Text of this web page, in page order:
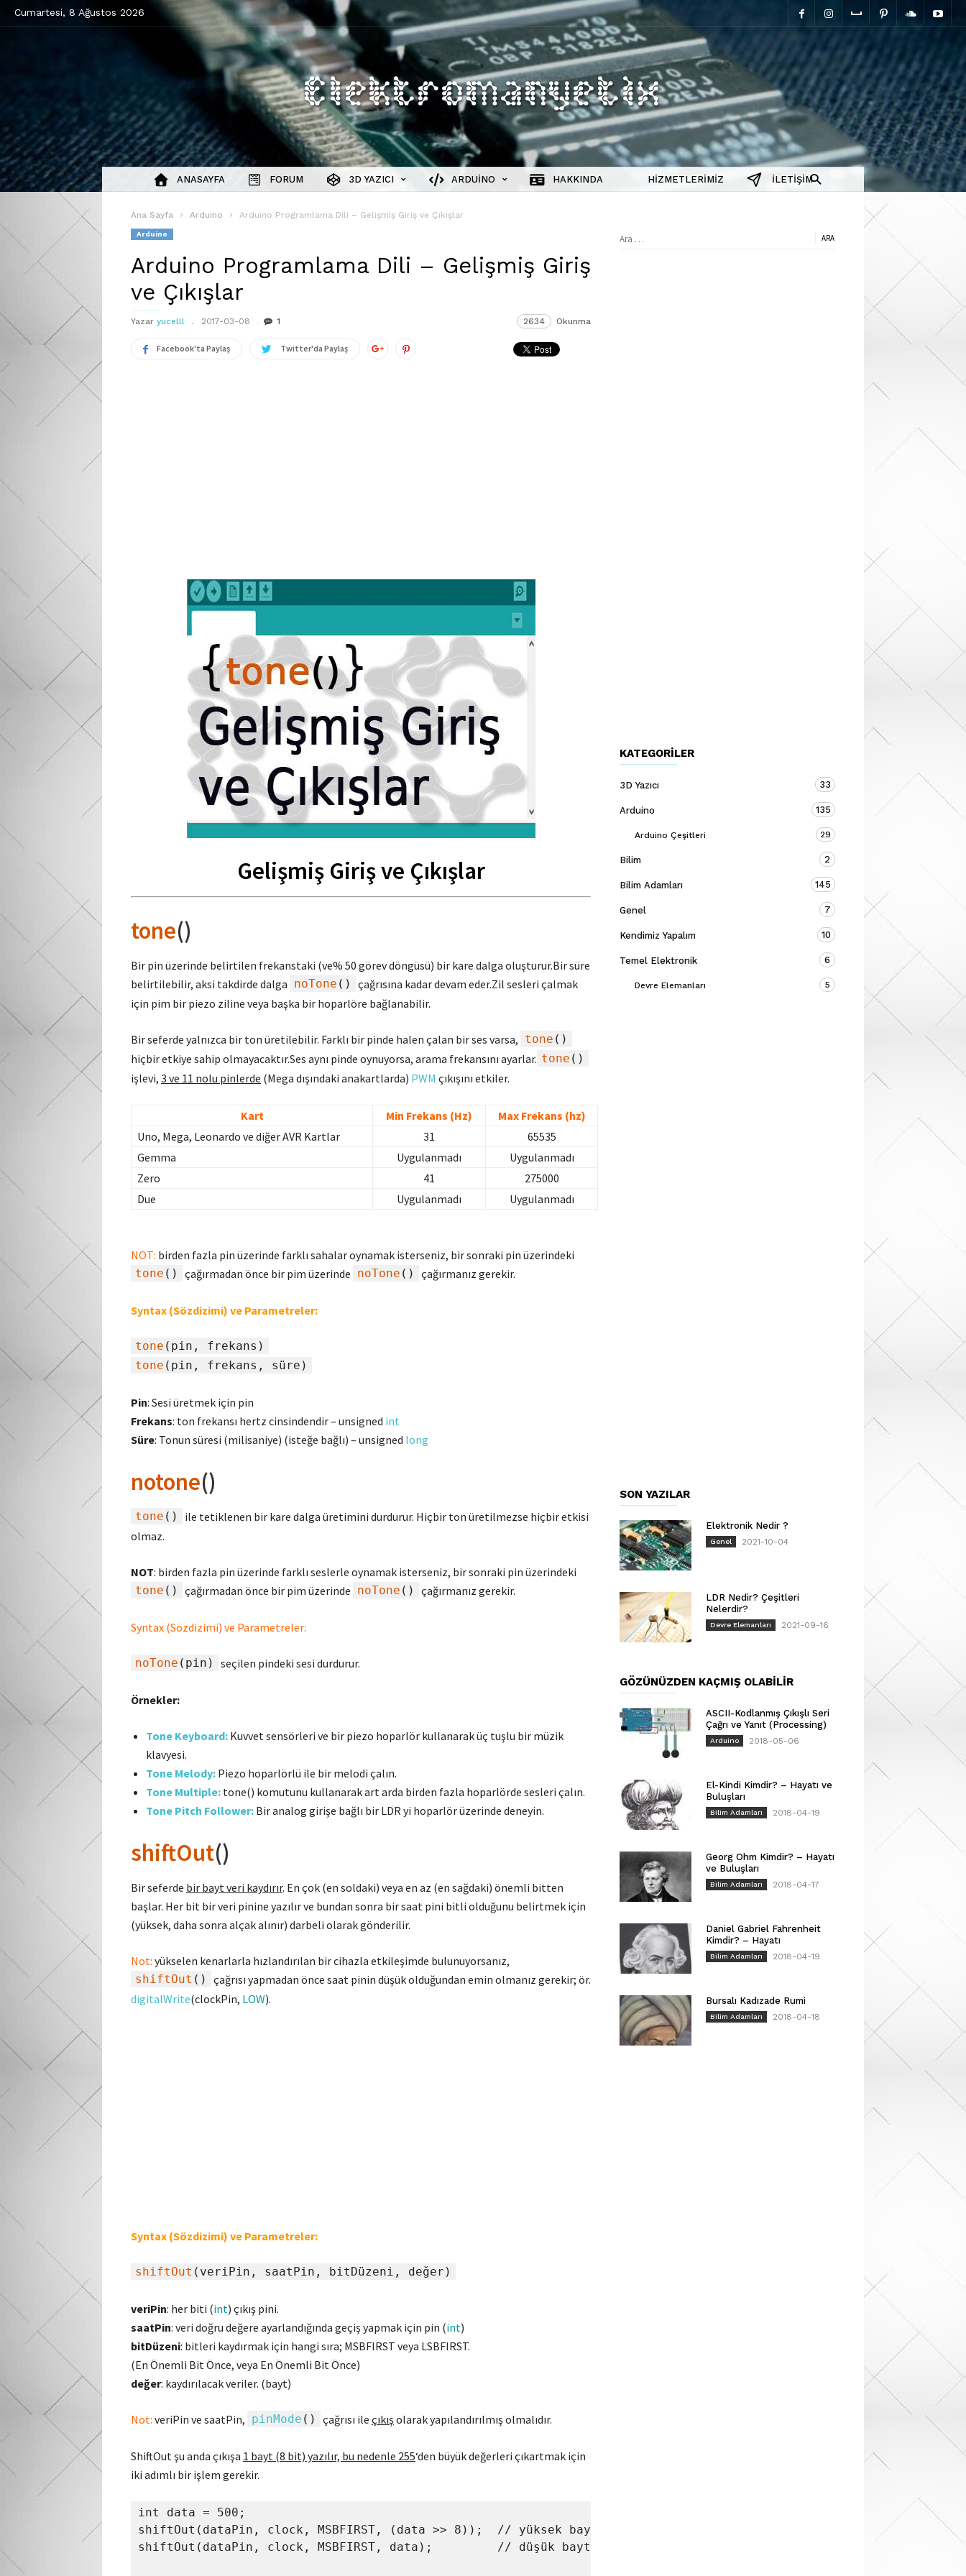
Cumartesi, 8 Ağustos 2026
elektromanyetix
ANASAYFA FORUM 3D YAZICI ARDUINO HAKKINDA HIZMETLERIMIZ İLETIŞIM
Ana Sayfa Arduino Arduino Programlama Dili – Gelişmiş Giriş ve Çıkışlar
Arduino
Arduino Programlama Dili – Gelişmiş Giriş
ve Çıkışlar
Yazar yucelll 2017-03-08 1 2634 Okunma
Facebook'ta Paylaş Twitter'da Paylaş
Gelişmiş Giriş ve Çıkışlar
tone()
Bir pin üzerinde belirtilen frekanstaki (ve% 50 görev döngüsü) bir kare dalga oluşturur.Bir süre
belirtilebilir, aksi takdirde dalga noTone ()
çağrısına kadar devam eder.Zil sesleri çalmak
için pim bir piezo ziline veya başka bir hoparlöre bağlanabilir.
Bir seferde yalnızca bir ton üretilebilir. Farklı bir pinde halen çalan bir ses varsa, tone ()
hiçbir etkiye sahip olmayacaktır.Ses aynı pinde oynuyorsa, arama frekansını ayarlar. tone ()
işlevi, 3 ve 11 nolu pinlerde (Mega dışındaki anakartlarda) PWM çıkışını etkiler.
Kart Min Frekans (Hz)
Max Frekans (hz)
Uno, Mega, Leonardo ve diğer AVR Kartlar
31
65535
Gemma
Uygulanmadı
Uygulanmadı
Zero
41
275000
Due
Uygulanmadı Uygulanmadı
NOT: birden fazla pin üzerinde farklı sahalar oynamak isterseniz, bir sonraki pin üzerindeki
tone () çağırmadan önce bir pim üzerinde noTone () çağırmanız gerekir.
Syntax (Sözdizimi) ve Parametreler:
tone (pin, frekans)
tone (pin, frekans, süre)
Pin: Sesi üretmek için pin
Frekans: ton frekansı hertz cinsindendir – unsigned int
Süre: Tonun süresi (milisaniye) (isteğe bağlı) – unsigned long
notone()
tone ()
ile tetiklenen bir kare dalga üretimini durdurur. Hiçbir ton üretilmezse hiçbir etkisi
olmaz.
NOT: birden fazla pin üzerinde farklı seslerle oynamak isterseniz, bir sonraki pin üzerindeki
tone () çağırmadan önce bir pim üzerinde noTone () çağırmanız gerekir.
Syntax (Sözdizimi) ve Parametreler:
noTone (pin) seçilen pindeki sesi durdurur.
Örnekler:
Tone Keyboard: Kuvvet sensörleri ve bir piezo hoparlör kullanarak üç tuşlu bir müzik
klavyesi.
Tone Melody: Piezo hoparlörlü ile bir melodi çalın.
Tone Multiple: tone() komutunu kullanarak art arda birden fazla hoparlörde sesleri çalın.
Tone Pitch Follower: Bir analog girişe bağlı bir LDR yi hoparlör üzerinde deneyin.
shiftOut()
Bir seferde bir bayt veri kaydırır. En çok (en soldaki) veya en az (en sağdaki) önemli bitten
başlar. Her bit bir veri pinine yazılır ve bundan sonra bir saat pini bitli olduğunu belirtmek için
(yüksek, daha sonra alçak alınır) darbeli olarak gönderilir.
Not: yükselen kenarlarla hızlandırılan bir cihazla etkileşimde bulunuyorsanız,
shiftOut ()
çağrısı yapmadan önce saat pinin düşük olduğundan emin olmanız gerekir; ör.
digitalWrite(clockPin, LOW).
Syntax (Sözdizimi) ve Parametreler:
shiftOut (veriPin, saatPin, bitDüzeni, değer)
veriPin: her biti (int) çıkış pini.
saatPin: veri doğru değere ayarlandığında geçiş yapmak için pin (int)
bitDüzeni: bitleri kaydırmak için hangi sıra; MSBFIRST veya LSBFIRST.
(En Önemli Bit Önce, veya En Önemli Bit Önce)
değer: kaydırılacak veriler. (bayt)
Not: veriPin ve saatPin, pinMode () çağrısı ile çıkışolarak yapılandırılmış olmalıdır.
ShiftOut şu anda çıkışa 1 bayt (8 bit) yazılır, bu nedenle 255‘den büyük değerleri çıkartmak için
iki adımlı bir işlem gerekir.
int data = 500;
shiftOut(dataPin, clock, MSBFIRST, (data >> 8));  // yüksek baytı kaydır.
shiftOut(dataPin, clock, MSBFIRST, data);         // düşük baytı kaydır.
Arama:
KATEGORILER
3D Yazıcı 33
Arduino 135
Arduino Çeşitleri 29
Bilim 2
Bilim Adamları 145
Genel 7
Kendimiz Yapalım 10
Temel Elektronik 6
Devre Elemanları 5
SON YAZILAR
Elektronik Nedir ?
Genel 2021-10-04
LDR Nedir? Çeşitleri
Nelerdir?
Devre Elemanları 2021-09-16
GÖZÜNÜZDEN KAÇMIŞ OLABILIR
ASCII-Kodlanmış Çıkışlı Seri
Çağrı ve Yanıt (Processing)
Arduino 2018-05-06
El-Kindi Kimdir? – Hayatı ve
Buluşları
Bilim Adamları 2018-04-19
Georg Ohm Kimdir? – Hayatı
ve Buluşları
Bilim Adamları 2018-04-17
Daniel Gabriel Fahrenheit
Kimdir? – Hayatı
Bilim Adamları 2018-04-19
Bursalı Kadızade Rumi
Bilim Adamları 2018-04-18